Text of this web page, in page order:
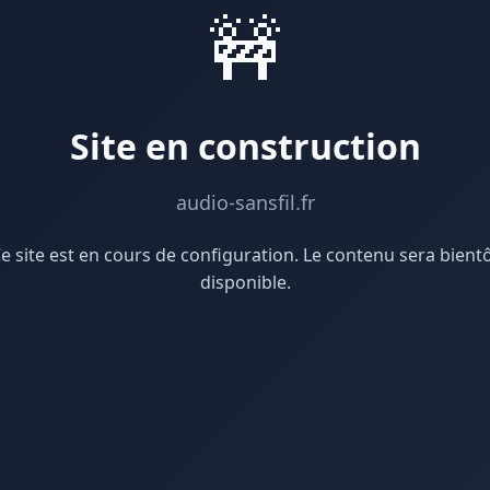
🚧
Site en construction
audio-sansfil.fr
site est en cours de configuration. Le contenu sera
disponible.